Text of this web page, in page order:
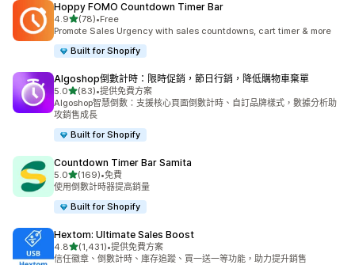
Hoppy FOMO Countdown Timer Bar
4.9滿分 5 顆星
(78)
共有 78 則評價
•Free
Promote Sales Urgency with sales countdowns, cart timer & more
Built for Shopify
Algoshop倒數計時：限時促銷，節日行銷，降低購物車棄單
5.0滿分 5 顆星
(83)
共有 83 則評價
•提供免費方案
Algoshop智慧倒數：支援核心頁面倒數計時、自訂品牌樣式，數據分析助
攻銷售成長
Built for Shopify
Countdown Timer Bar Samita
5.0滿分 5 顆星
(169)
共有 169 則評價
•免費
使用倒數計時器提高銷量
Built for Shopify
Hextom: Ultimate Sales Boost
4.8滿分 5 顆星
(1,431)
共有 1431 則評價
•提供免費方案
信任徽章、倒數計時、庫存追蹤、買一送一等功能，助力提升銷售